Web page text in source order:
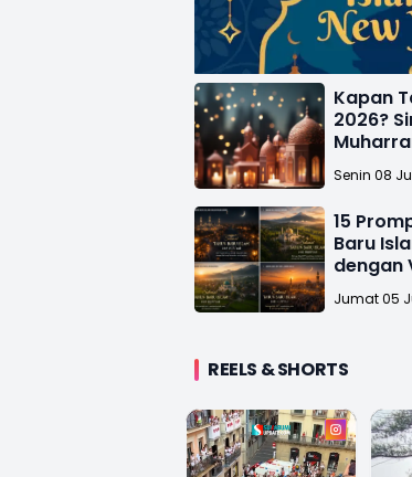
Kapan
2026?
Senin 08
15
Baru
dengan
Jumat 05
REELS & SHORTS